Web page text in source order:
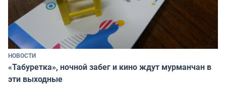
НОВОСТИ
«Табуретка», ночной забег и кино ждут мурманчан в
эти выходные